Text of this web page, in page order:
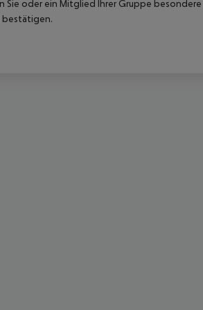
oder ein Mitglied Ihrer Gruppe besondere
bestätigen.